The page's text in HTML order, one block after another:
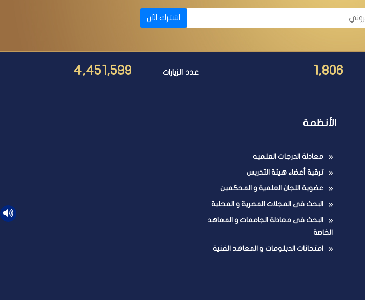
اشترك الآن
1,806 عدد الزيارات 4,451,599
الأنظمة
معادلة الدرجات العلميه
ترقية أعضاء هيئة التدريس
عضوية اللجان العلمية و المحكمين
البحث فى المجلات المصرية و المحلية
البحث فى معادلة الجامعات و المعاهد
الخاصة
امتحانات الدبلومات و المعاهد الفنية